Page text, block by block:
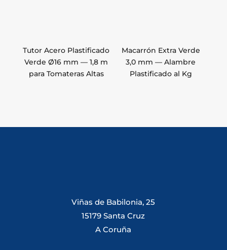
Tutor Acero Plastificado
Verde Ø16 mm — 1,8 m
para Tomateras Altas
Macarrón Extra Verde
3,0 mm — Alambre
Plastificado al Kg
Viñas de Babilonia, 25
15179 Santa Cruz
A Coruña